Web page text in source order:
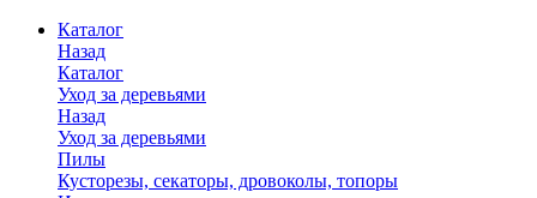
Каталог
Назад
Каталог
Уход за деревьями
Назад
Уход за деревьями
Пилы
Кусторезы, секаторы, дровоколы, топоры